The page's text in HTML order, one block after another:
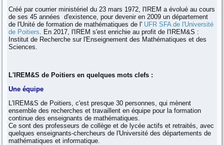
Créé par courrier ministériel du 23 mars 1972, l'IREM a évolué au cours
de ses 45 années d'existence, pour devenir en 2009 un département
de l'Unité de formation de mathématiques de l' UFR SFA de l'Université
de Poitiers . En 2017, l'IREM s'est enrichie au profit de l'IREM&S :
Institut de Recherche sur l'Enseignement des Mathématiques et des
Sciences.
L'IREM&S de Poitiers en quelques mots clefs :
Une équipe
L'IREM&S de Poitiers, c'est presque 30 personnes, qui mènent
ensemble desrecherches et travaillent en équipe pour la formation
continue des enseignants de mathématiques.
Ce sont des professeurs de collège et de lycée actifs et retraités, avec
quelques enseignants-chercheurs de l'Université des départements de
mathématiques et informatique.